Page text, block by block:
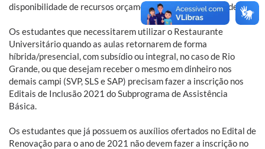
disponibilidade de recursos orçamentários da Universidade.
Os estudantes que necessitarem utilizar o Restaurante
Universitário quando as aulas retornarem de forma
híbrida/presencial, com subsídio ou integral, no caso de Rio
Grande, ou que desejam receber o mesmo em dinheiro nos
demais campi (SVP, SLS e SAP) precisam fazer a inscrição nos
Editais de Inclusão 2021 do Subprograma de Assistência
Básica.
Os estudantes que já possuem os auxílios ofertados no Edital de
Renovação para o ano de 2021 não devem fazer a inscrição no